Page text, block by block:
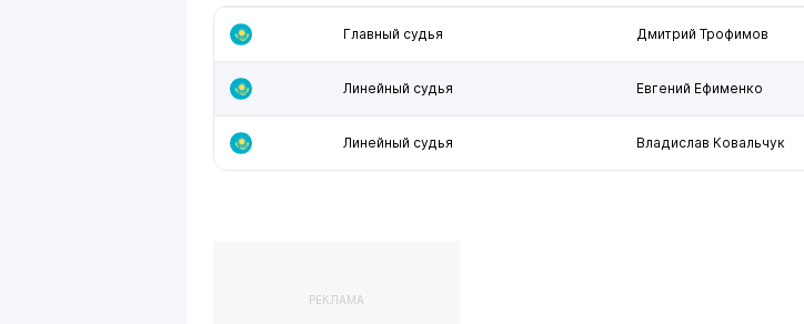
Главный судья Дмитрий Трофимов
Линейный судья Евгений Ефименко
Линейный судья Владислав Ковальчук
РЕКЛАМА